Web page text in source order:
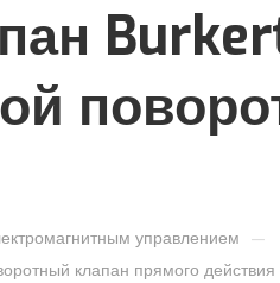
управлением —
клапан прямого действия